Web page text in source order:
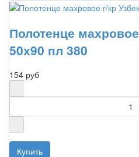
Полотенце
50х90 пл 380
154 руб